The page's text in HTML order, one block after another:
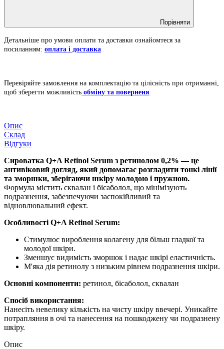
Порівняти
Детальніше про умови оплати та доставки ознайомтеся за
посиланням: оплата і доставка
Перевіряйте замовлення на комплектацію та цілісність при отриманні,
щоб зберегти можливість обміну та поверненя
Опис
Склад
Відгуки
Сироватка Q+A Retinol Serum з ретинолом 0,2% — це
антивіковий догляд, який допомагає розгладити тонкі лінії
та зморшки, зберігаючи шкіру молодою і пружною.
Формула містить сквалан і бісаболол, що мінімізують
подразнення, забезпечуючи заспокійливий та
відновлювальний ефект.
Особливості Q+A Retinol Serum:
Стимулює вироблення колагену для більш гладкої та
молодої шкіри.
Зменшує видимість зморшок і надає шкірі еластичність.
М'яка дія ретинолу з низьким рівнем подразнення шкіри.
Основні компоненти: ретинол, бісаболол, сквалан
Спосіб використання:
Нанесіть невелику кількість на чисту шкіру ввечері. Уникайте
потрапляння в очі та нанесення на пошкоджену чи подразнену
шкіру.
Опис